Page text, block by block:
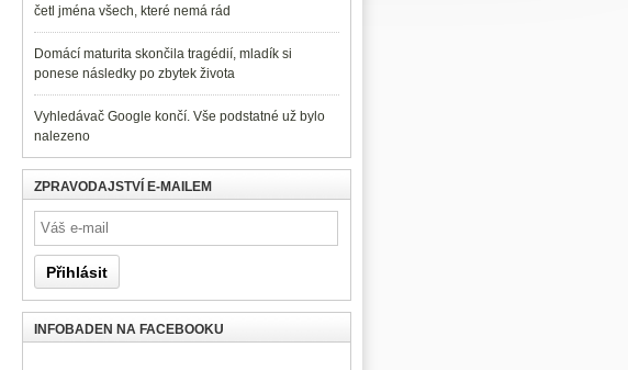
četl jména všech, které nemá rád
Domácí maturita skončila tragédií, mladík si
ponese následky po zbytek života
Vyhledávač Google končí. Vše podstatné už bylo
nalezeno
ZPRAVODAJSTVÍ E-MAILEM
INFOBADEN NA FACEBOOKU